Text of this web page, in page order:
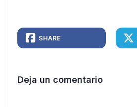
SHARE
Deja un comentario